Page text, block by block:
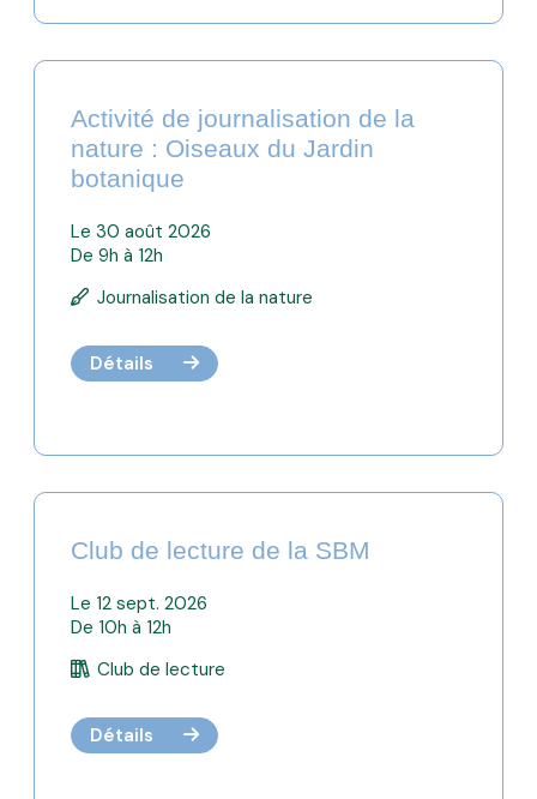
Activité de journalisation de la
nature : Oiseaux du Jardin
botanique
Le 30 août 2026
De 9h à 12h
Journalisation de la nature
Détails
Club de lecture de la SBM
Le 12 sept. 2026
De 10h à 12h
Club de lecture
Détails